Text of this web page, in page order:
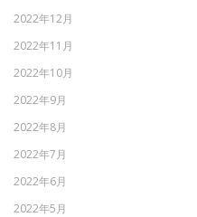
2022年12月
2022年11月
2022年10月
2022年9月
2022年8月
2022年7月
2022年6月
2022年5月